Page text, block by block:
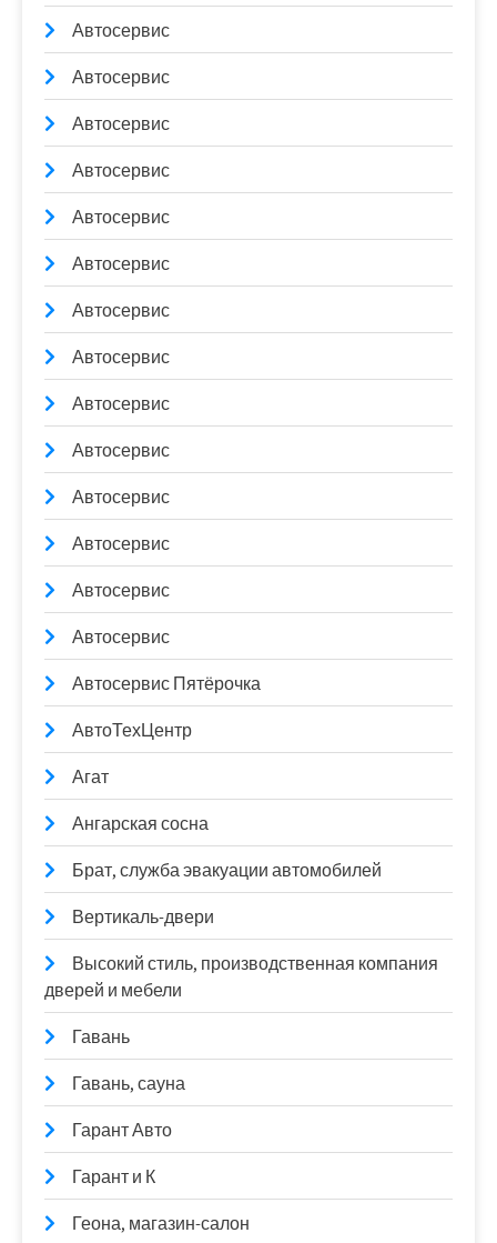
Автосервис
Автосервис
Автосервис
Автосервис
Автосервис
Автосервис
Автосервис
Автосервис
Автосервис
Автосервис
Автосервис
Автосервис
Автосервис
Автосервис
Автосервис Пятёрочка
АвтоТехЦентр
Агат
Ангарская сосна
Брат, служба эвакуации автомобилей
Вертикаль-двери
Высокий стиль, производственная компания
дверей и мебели
Гавань
Гавань, сауна
Гарант Авто
Гарант и К
Геона, магазин-салон